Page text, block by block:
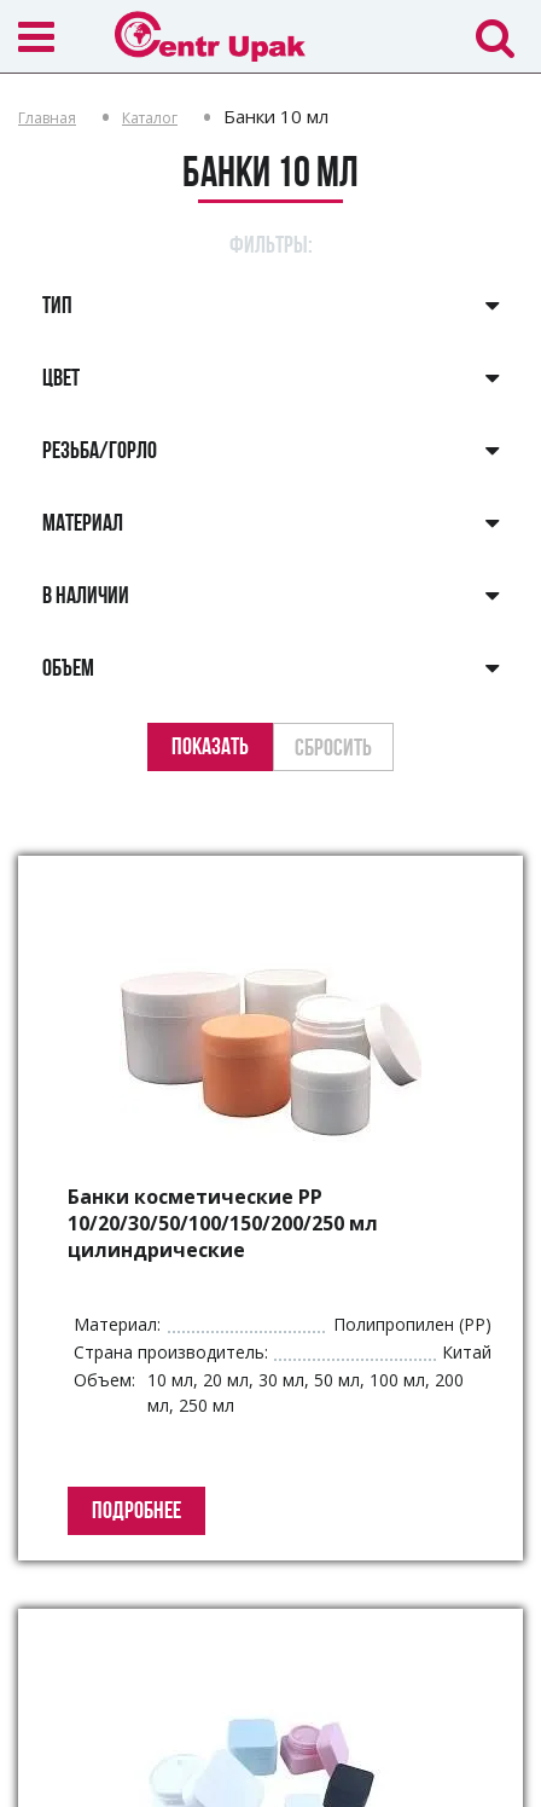
Главная Каталог Банки 10 мл
Банки 10 мл
ФИЛЬТРЫ:
ТИП
ЦВЕТ
РЕЗЬБА/ГОРЛО
МАТЕРИАЛ
В НАЛИЧИИ
ОБЪЕМ
Банки косметические PP
10/20/30/50/100/150/200/250 мл
цилиндрические
Материал:
Полипропилен (PP)
Страна производитель:
Китай
Объем:
10 мл, 20 мл, 30 мл, 50 мл, 100 мл, 200
мл, 250 мл
ПОДРОБНЕЕ